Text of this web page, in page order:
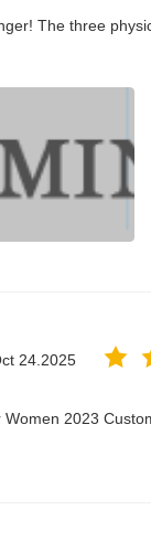
The three
24.2025
2023